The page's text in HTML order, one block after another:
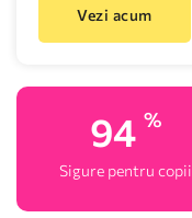
Vezi acum
100 %
Sigure pentru copii